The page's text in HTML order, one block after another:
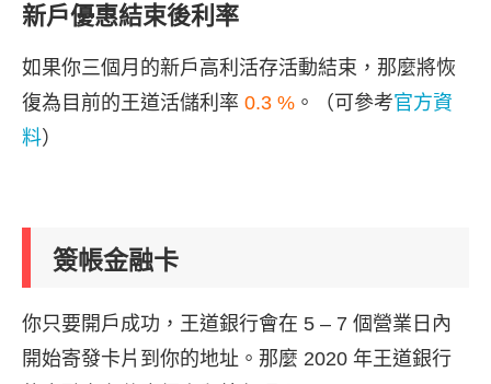
新戶優惠結束後利率
如果你三個月的新戶高利活存活動結束，那麼將恢
復為目前的王道活儲利率 0.3 % 。（可參考官方資
料）
簽帳金融卡
你只要開戶成功，王道銀行會在 5 – 7 個營業日內
開始寄發卡片到你的地址。那麼 2020 年王道銀行